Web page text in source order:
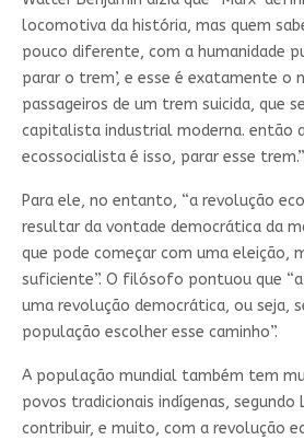
locomotiva da história, mas quem
pouco diferente, com a humanidade
parar o trem’, e esse é exatamente o
passageiros de um trem suicida, que
capitalista industrial moderna. então
ecossocialista é isso, parar esse trem.”
Para ele, no entanto, “a revolução
resultar da vontade democrática da
que pode começar com uma eleição,
suficiente”. O filósofo pontuou que
uma revolução democrática, ou seja,
população escolher esse caminho”.
A população mundial também tem
povos tradicionais indígenas, segundo
contribuir, e muito, com a revolução